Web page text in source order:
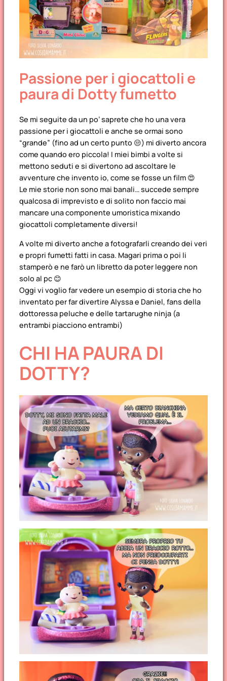
Passione per i giocattoli e
paura di Dotty fumetto
Se mi seguite da un po’ saprete che ho una vera
passione per i giocattoli e anche se ormai sono
“grande” (fino ad un certo punto 😒) mi diverto ancora
come quando ero piccola! I miei bimbi a volte si
mettono seduti e si divertono ad ascoltare le
avventure che invento io, come se fosse un film 😍
Le mie storie non sono mai banali… succede sempre
qualcosa di imprevisto e di solito non faccio mai
mancare una componente umoristica mixando
giocattoli completamente diversi!
A volte mi diverto anche a fotografarli creando dei veri
e propri fumetti fatti in casa. Magari prima o poi li
stamperò e ne farò un libretto da poter leggere non
solo al pc 😊
Oggi vi voglio far vedere un esempio di storia che ho
inventato per far divertire Alyssa e Daniel, fans della
dottoressa peluche e delle tartarughe ninja (a
entrambi piacciono entrambi)
CHI HA PAURA DI
DOTTY?